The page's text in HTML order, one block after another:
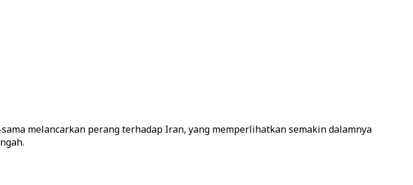
melancarkan perang terhadap Iran, yang memperlihatkan semakin dalamnya